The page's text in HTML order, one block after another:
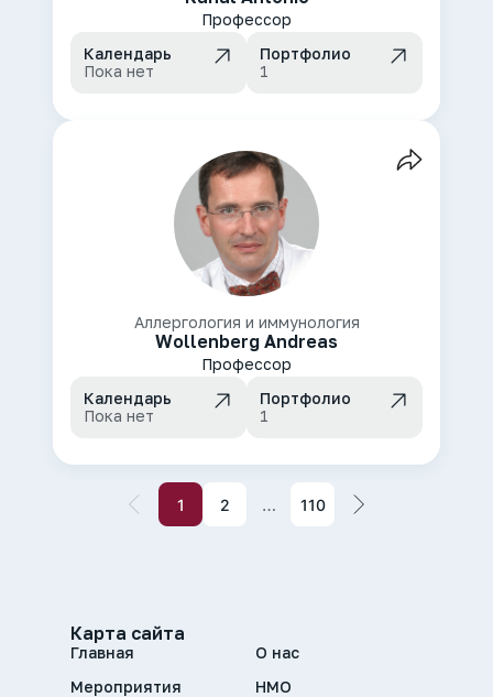
Профессор
Календарь
Пока нет
Портфолио
1
Аллергология и иммунология
Wollenberg Andreas
Профессор
Календарь
Пока нет
Портфолио
1
1 2 … 110
Карта сайта
Главная
Мероприятия
О нас
НМО